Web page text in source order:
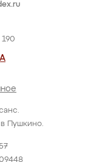
Пушкино.